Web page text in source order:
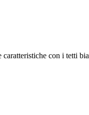
con i tetti